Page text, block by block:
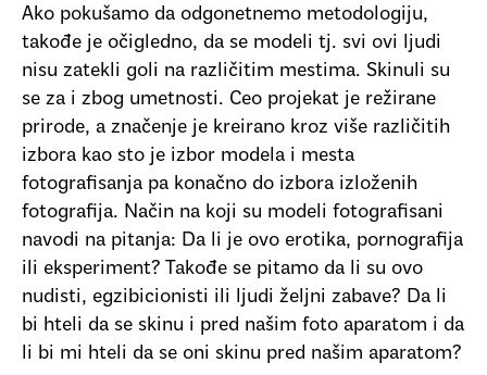
Ako pokušamo da odgonetnemo metodologiju,
takođe je očigledno, da se modeli tj. svi ovi ljudi
nisu zatekli goli na različitim mestima. Skinuli su
se za i zbog umetnosti. Ceo projekat je režirane
prirode, a značenje je kreirano kroz više različitih
izbora kao sto je izbor modela i mesta
fotografisanja pa konačno do izbora izloženih
fotografija. Način na koji su modeli fotografisani
navodi na pitanja: Da li je ovo erotika, pornografija
ili eksperiment? Takođe se pitamo da li su ovo
nudisti, egzibicionisti ili ljudi željni zabave? Da li
bi hteli da se skinu i pred našim foto aparatom i da
li bi mi hteli da se oni skinu pred našim aparatom?